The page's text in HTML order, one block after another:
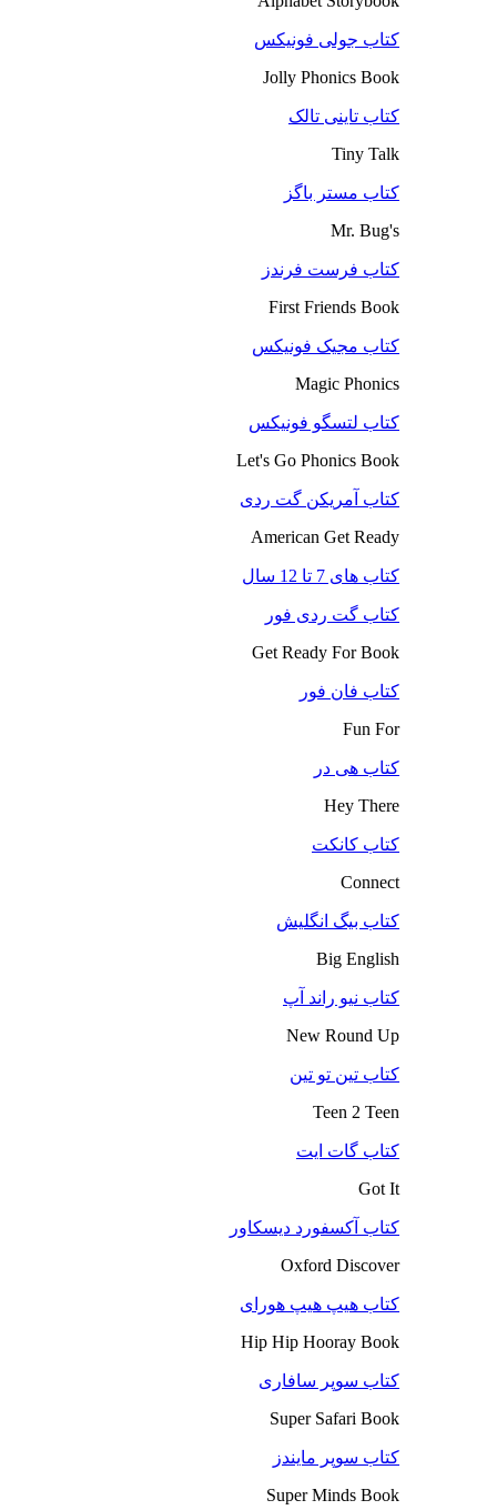
کتاب جولی فونیکس
Jolly Phonics Book
کتاب تاینی تالک
Tiny Talk
کتاب مستر باگز
Mr. Bug's
کتاب فرست فرندز
First Friends Book
کتاب مجیک فونیکس
Magic Phonics
کتاب لتسگو فونیکس
Let's Go Phonics Book
کتاب آمریکن گت ردی
American Get Ready
کتاب های 7 تا 12 سال
کتاب گت ردی فور
Get Ready For Book
کتاب فان فور
Fun For
کتاب هی در
Hey There
کتاب کانکت
Connect
کتاب بیگ انگلیش
Big English
کتاب نیو راند آپ
New Round Up
کتاب تین تو تین
Teen 2 Teen
کتاب گات ایت
Got It
کتاب آکسفورد دیسکاور
Oxford Discover
کتاب هیپ هیپ هورای
Hip Hip Hooray Book
کتاب سوپر سافاری
Super Safari Book
کتاب سوپر مایندز
Super Minds Book